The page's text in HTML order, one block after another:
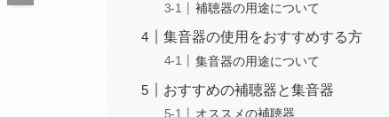
補聴器の用途について
集音器の使用をおすすめする方
集音器の用途について
おすすめの補聴器と集音器
オススメの補聴器